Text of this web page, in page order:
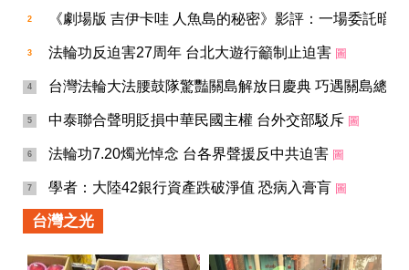
2 《劇場版 吉伊卡哇 人魚島的秘密》影評：一場委託暗
3 法輪功反迫害27周年 台北大遊行籲制止迫害 圖
4 台灣法輪大法腰鼓隊驚豔關島解放日慶典 巧遇關島總督
5 中泰聯合聲明貶損中華民國主權 台外交部駁斥 圖
6 法輪功7.20燭光悼念 台各界聲援反中共迫害 圖
7 學者：大陸42銀行資產跌破淨值 恐病入膏肓 圖
台灣之光